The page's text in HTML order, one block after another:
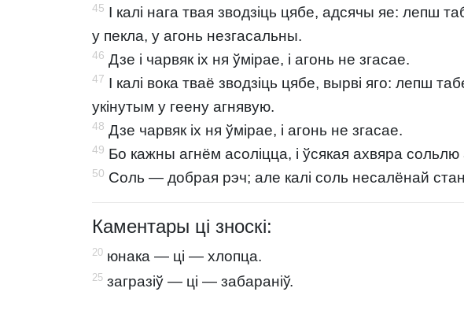
45 I калі нага твая зводзіць цябе, адсячы яе: лепш
у пекла, у агонь незгасальны.
46 Дзе і чарвяк іх ня ўмірае, і агонь не згасае.
47 I калі вока тваё зводзіць цябе, вырві яго: лепш
укінутым у геену агнявую.
48 Дзе чарвяк іх ня ўмірае, і агонь не згасае.
49 Бо кажны агнём асоліцца, і ўсякая ахвяра сольлю
50 Соль — добрая рэч; але калі соль несалёнай
Каментары ці зноскі:
20 юнака — ці — хлопца.
25 загразіў — ці — забараніў.